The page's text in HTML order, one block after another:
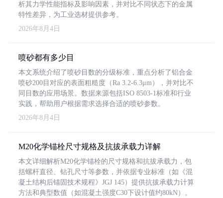
析其力学性能指标及影响因素，并对比不同状态下的金属
特性差异，为工业选材提供参考。
2026年8月4日
喷砂都有多少目
本文系统介绍了喷砂目数的分级标准，重点分析了铝合金
喷砂200目对应的表面粗糙度（Ra 3.2-6.3μm），并对比不
同目数的应用场景。数据来源包括ISO 8503-1标准和行业
实践，帮助用户根据需求选择合适的喷砂参数。
2026年8月4日
M20化学锚栓尺寸规格及抗拔承载力详解
本文详细解析M20化学锚栓的尺寸规格和抗拔承载力，包
括螺杆直径、钻孔尺寸等参数，并依据专业标准（如《混
凝土结构后锚固技术规程》JGJ 145）提供抗拔承载力计算
方法和典型数值（如混凝土强度C30下设计值约80kN）。